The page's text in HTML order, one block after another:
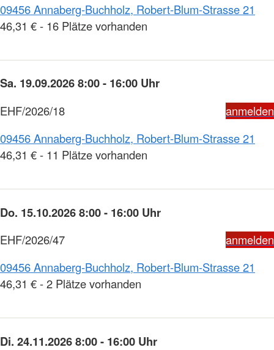
09456 Annaberg-Buchholz, Robert-Blum-Strasse 21
46,31 € - 16 Plätze vorhanden
Sa. 19.09.2026 8:00 - 16:00 Uhr
EHF/2026/18
anmelden
09456 Annaberg-Buchholz, Robert-Blum-Strasse 21
46,31 € - 11 Plätze vorhanden
Do. 15.10.2026 8:00 - 16:00 Uhr
EHF/2026/47
anmelden
09456 Annaberg-Buchholz, Robert-Blum-Strasse 21
46,31 € - 2 Plätze vorhanden
Di. 24.11.2026 8:00 - 16:00 Uhr